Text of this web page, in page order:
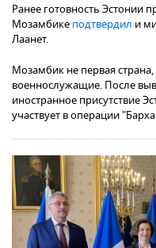
Ранее готовность Эстонии
Мозамбике подтвердил и
Лаанет.
Мозамбик не первая страна,
военнослужащие. После
иностранное присутствие
участвует в операции